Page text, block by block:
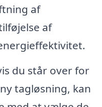
af
af
du står over for
tagløsning, kan